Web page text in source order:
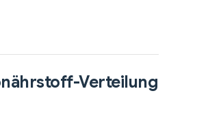
Verteilung